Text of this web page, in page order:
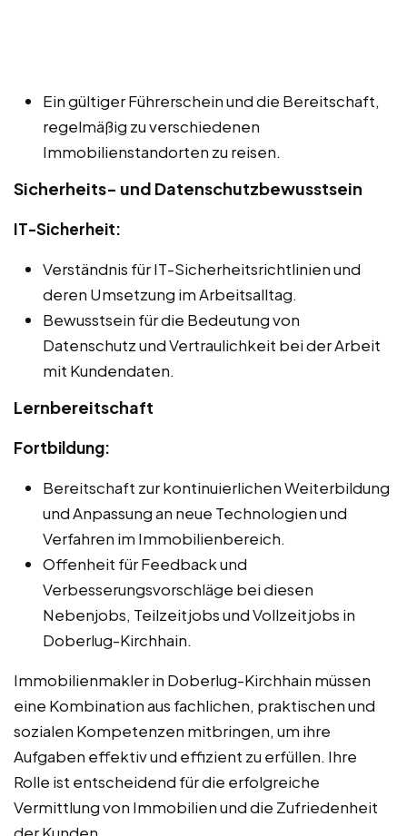
Ein gültiger Führerschein und die Bereitschaft,
regelmäßig zu verschiedenen
Immobilienstandorten zu reisen.
Sicherheits- und Datenschutzbewusstsein
IT-Sicherheit:
Verständnis für IT-Sicherheitsrichtlinien und
deren Umsetzung im Arbeitsalltag.
Bewusstsein für die Bedeutung von
Datenschutz und Vertraulichkeit bei der Arbeit
mit Kundendaten.
Lernbereitschaft
Fortbildung:
Bereitschaft zur kontinuierlichen Weiterbildung
und Anpassung an neue Technologien und
Verfahren im Immobilienbereich.
Offenheit für Feedback und
Verbesserungsvorschläge bei diesen
Nebenjobs, Teilzeitjobs und Vollzeitjobs in
Doberlug-Kirchhain.
Immobilienmakler in Doberlug-Kirchhain müssen
eine Kombination aus fachlichen, praktischen und
sozialen Kompetenzen mitbringen, um ihre
Aufgaben effektiv und effizient zu erfüllen. Ihre
Rolle ist entscheidend für die erfolgreiche
Vermittlung von Immobilien und die Zufriedenheit